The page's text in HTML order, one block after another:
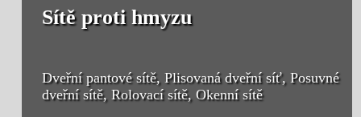
Sítě proti hmyzu
Dveřní pantové sítě, Plisovaná dveřní síť, Posuvné
dveřní sítě, Rolovací sítě, Okenní sítě